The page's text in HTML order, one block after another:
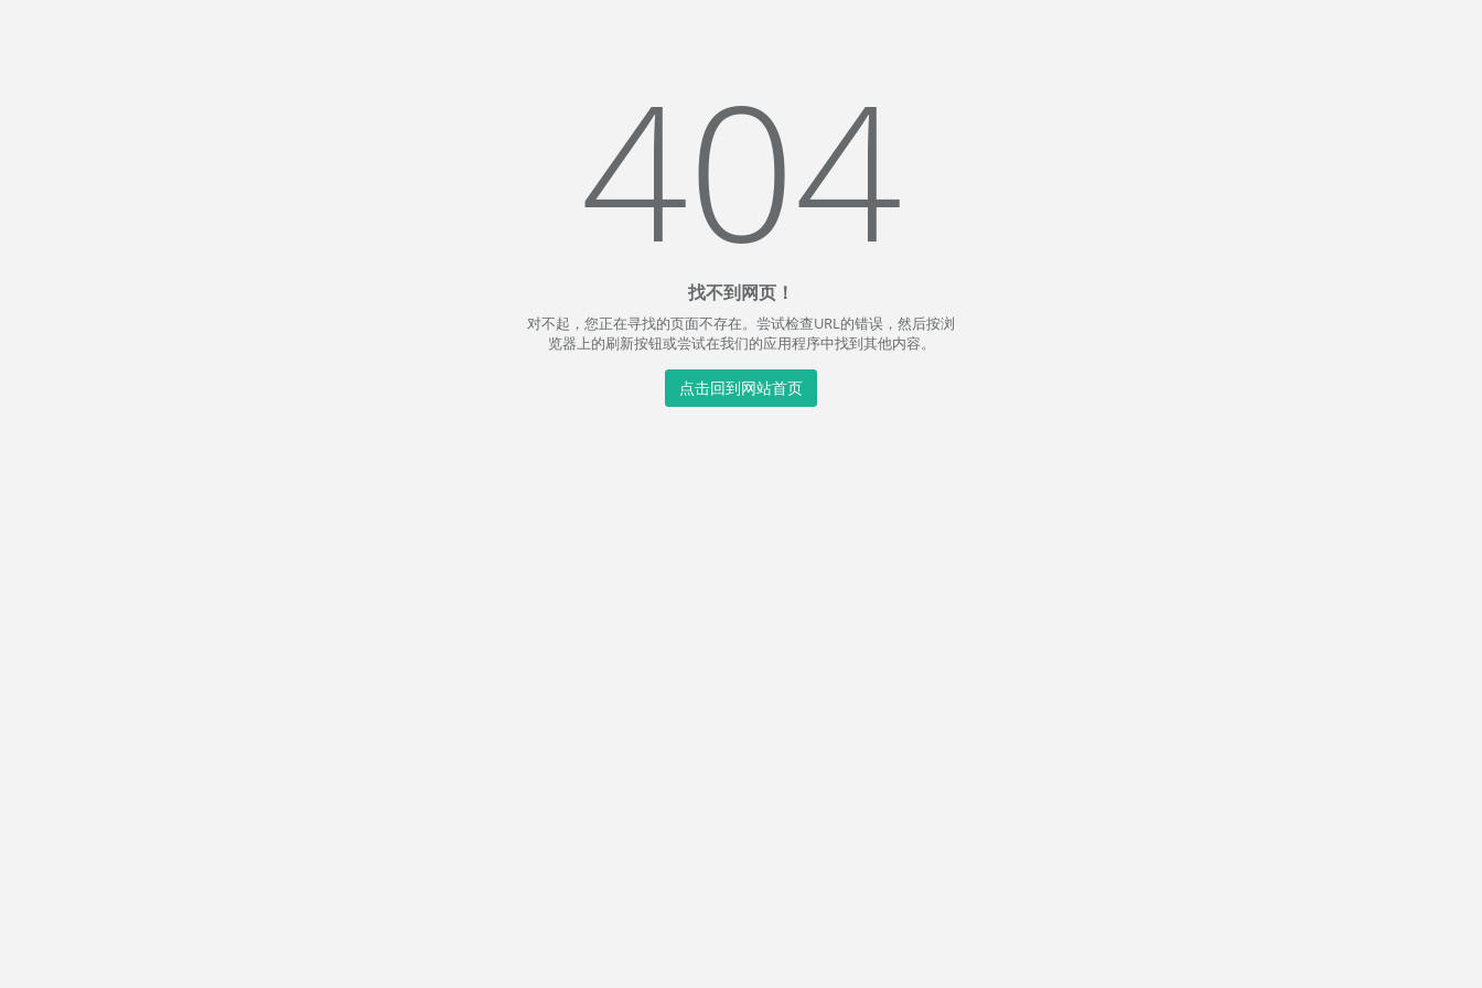
404
找不到网页！
对不起，您正在寻找的页面不存在。尝试检查URL的错误，然后按浏
览器上的刷新按钮或尝试在我们的应用程序中找到其他内容。
点击回到网站首页